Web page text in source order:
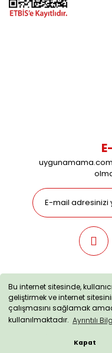
Bu internet sitesinde,
geliştirmek ve internet
çalışmasını sağlamak
kullanılmaktadır. Ayrıntılı
Kapat
uygunamama.com ©
bilgileriniz 256bit